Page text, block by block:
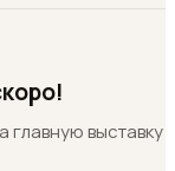
главную выставку